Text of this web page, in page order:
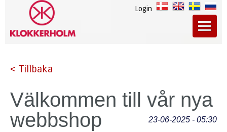
Login
< Tillbaka
Välkommen till vår nya
webbshop
23-06-2025 - 05:30